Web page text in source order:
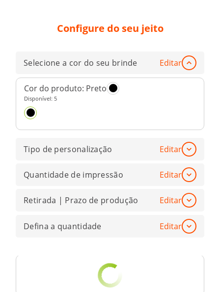
Configure do seu jeito
Selecione a cor do seu brinde Editar
Cor do produto: Preto
Disponível: 5
Tipo de personalização Editar
Quantidade de impressão Editar
Retirada | Prazo de produção Editar
Defina a quantidade Editar